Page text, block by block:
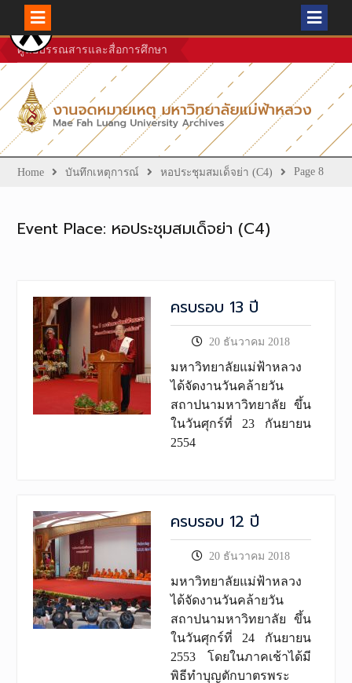
Skip
to
content
ศูนย์บรรณสารและสื่อการศึกษา
Home บันทึกเหตุการณ์ หอประชุมสมเด็จย่า (C4) Page 8
Event Place: หอประชุมสมเด็จย่า (C4)
ครบรอบ 13 ปี
20 ธันวาคม 2018
มหาวิทยาลัยแม่ฟ้าหลวง
ได้จัดงานวันคล้ายวัน
สถาปนามหาวิทยาลัย ขึ้น
ในวันศุกร์ที่ 23 กันยายน
2554
ครบรอบ 12 ปี
20 ธันวาคม 2018
มหาวิทยาลัยแม่ฟ้าหลวง
ได้จัดงานวันคล้ายวัน
สถาปนามหาวิทยาลัย ขึ้น
ในวันศุกร์ที่ 24 กันยายน
2553 โดยในภาคเช้าได้มี
พิธีทำบุญตักบาตรพระ